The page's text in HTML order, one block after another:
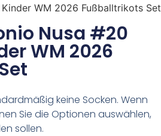
WM 2026 Fußballtrikots Set
Nusa #20
WM 2026
keine Socken. Wenn
Sie die Optionen auswählen,
sollen.